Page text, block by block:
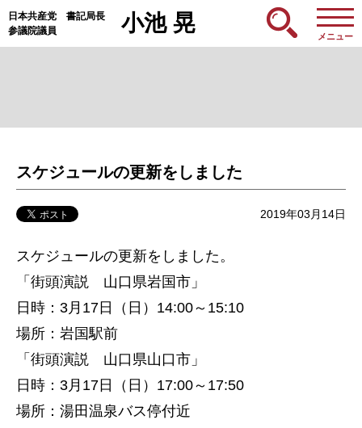
日本共産党 書記局長
参議院議員
小池 晃
メニュー
スケジュールの更新をしました
2019年03月14日
スケジュールの更新をしました。
「街頭演説 山口県岩国市」
日時：3月17日（日）14:00～15:10
場所：岩国駅前
「街頭演説 山口県山口市」
日時：3月17日（日）17:00～17:50
場所：湯田温泉バス停付近